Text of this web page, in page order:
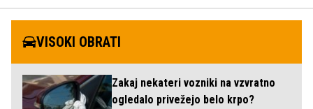
VISOKI OBRATI
Zakaj nekateri vozniki na vzvratno
ogledalo privežejo belo krpo?